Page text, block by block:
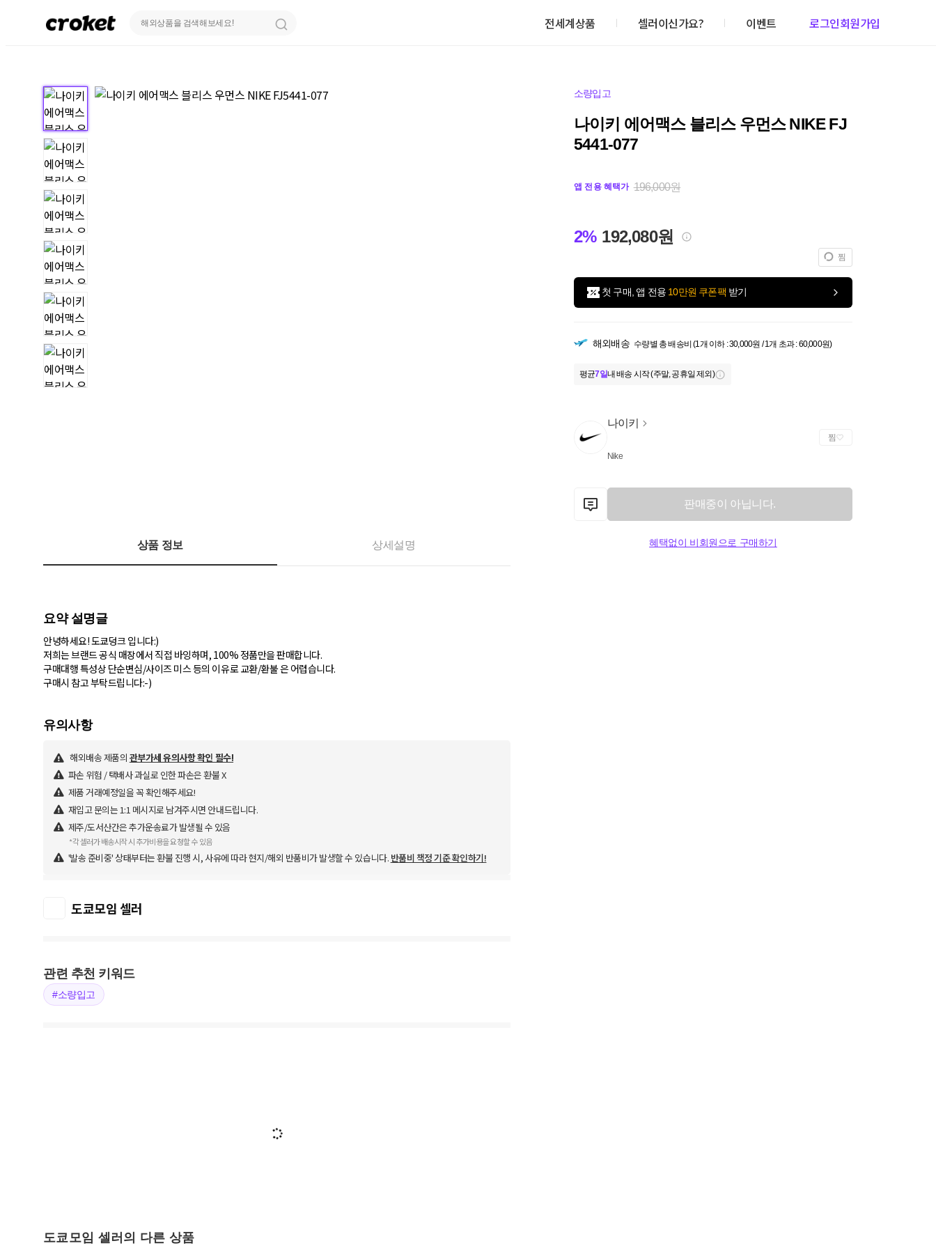
전세계상품 셀러이신가요? 이벤트 로그인회원가입
소량입고
나이키 에어맥스 블리스 우먼스 NIKE FJ
5441-077
앱 전용 혜택가 196,000원
2% 192,080원
찜
첫 구매, 앱 전용 10만원 쿠폰팩 받기
해외배송 수량별 총 배송비 (1개 이하 : 30,000원 / 1개 초과 : 60,000원)
평균7일내 배송 시작 (주말, 공휴일 제외)
나이키
Nike
찜
판매중이 아닙니다.
혜택없이 비회원으로 구매하기
상품 정보 상세설명
요약 설명글
안녕하세요! 도쿄덩크 입니다:)
저희는 브랜드 공식 매장에서 직접 바잉하며, 100% 정품만을 판매합니다.
구매대행 특성상 단순변심/사이즈 미스 등의 이유로 교환/환불 은 어렵습니다.
구매시 참고 부탁드립니다:-)
유의사항
해외배송 제품의 관부가세 유의사항 확인 필수!
파손 위험 / 택배사 과실로 인한 파손은 환불 X
제품 거래예정일을 꼭 확인해주세요!
재입고 문의는 1:1 메시지로 남겨주시면 안내드립니다.
제주/도서산간은 추가운송료가 발생될 수 있음
*각 셀러가 배송시작 시 추가비용을 요청할 수 있음
'발송 준비중' 상태부터는 환불 진행 시, 사유에 따라 현지/해외 반품비가 발생할 수 있습니다. 반품비 책정 기준 확인하기!
도쿄모임 셀러
관련 추천 키워드
#소량입고
도쿄모임 셀러의 다른 상품